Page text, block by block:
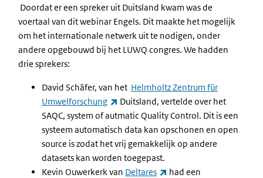
Doordat er een spreker uit Duitsland kwam was de
voertaal van dit webinar Engels. Dit maakte het mogelijk
om het internationale netwerk uit te nodigen, onder
andere opgebouwd bij het LUWQ congres. We hadden
drie sprekers:
David Schäfer, van het Helmholtz Zentrum für
Umwelforschung
(externe link)
Duitsland, vertelde over het
SAQC, system of autmatic Quality Control. Dit is een
systeem automatisch data kan opschonen en open
source is zodat het vrij gemakkelijk op andere
datasets kan worden toegepast.
Kevin Ouwerkerk van Deltares (externe link)
had een